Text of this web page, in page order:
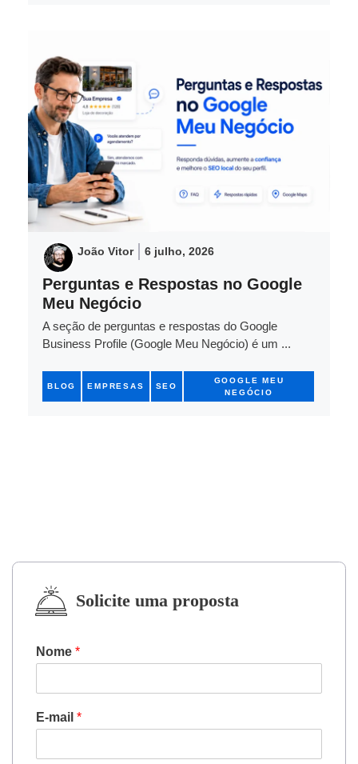
João Vitor 6 julho, 2026
Perguntas e Respostas no Google
Meu Negócio
A seção de perguntas e respostas do Google
Business Profile (Google Meu Negócio) é um ...
BLOG EMPRESAS SEO
GOOGLE MEU
NEGÓCIO
Solicite uma proposta
Nome *
E-mail *